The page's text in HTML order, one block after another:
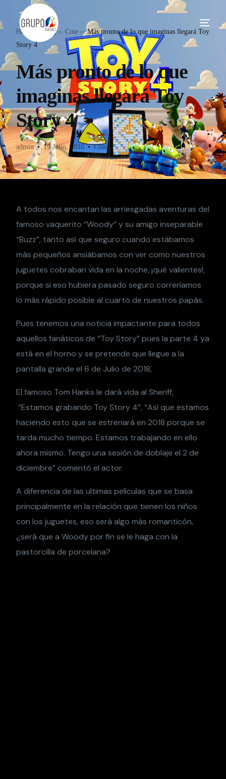
Home Blog Cine
Más pronto de lo que imaginas llegará Toy
Story 4
Más pronto de lo que
imaginas llegará Toy
Story 4
admin 19 Julio, 2016 Cine
A todos nos encantan las arriesgadas aventuras del
famoso vaquerito “Woody” y su amigo inseparable
“Buzz”, tanto así que seguro cuando estábamos
más pequeños ansiábamos con ver como nuestros
juguetes cobraban vida en la noche, ¡qué valientes!,
porque si eso hubiera pasado seguro correríamos
lo más rápido posible al cuarto de nuestros papás.
Pues tenemos una noticia impactante para todos
aquellos fanáticos de “Toy Story” pues la parte 4 ya
está en el horno y se pretende que llegue a la
pantalla grande el 6 de Julio de 2018,
El famoso Tom Hanks le dará vida al Sheriff,
“Estamos grabando Toy Story 4”, “Así que estamos
haciendo esto que se estrenará en 2018 porque se
tarda mucho tiempo. Estamos trabajando en ello
ahora mismo. Tengo una sesión de doblaje el 2 de
diciembre” comentó el actor.
A diferencia de las ultimas películas que se basa
principalmente en la relación que tienen los niños
con los juguetes, eso será algo más romanticón,
¿será que a Woody por fin se le haga con la
pastorcilla de porcelana?